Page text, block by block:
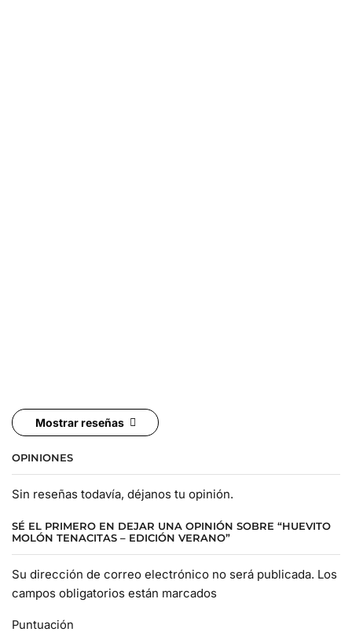
Mostrar reseñas
OPINIONES
Sin reseñas todavía, déjanos tu opinión.
SÉ EL PRIMERO EN DEJAR UNA OPINIÓN SOBRE “HUEVITO
MOLÓN TENACITAS – EDICIÓN VERANO”
Su dirección de correo electrónico no será publicada. Los
campos obligatorios están marcados
Puntuación